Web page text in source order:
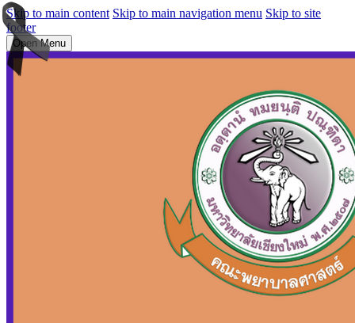
Skip to main content Skip to main navigation menu Skip to site
footer
Open Menu